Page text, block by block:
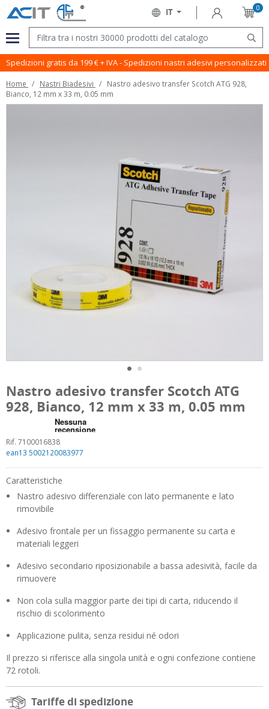
Lingua:
IT Accedi 0
Menu
Spedizioni gratis da 199 € + IVA - Spedizioni nastri adesivi personalizzati
Home Nastri Biadesivi
Nastro adesivo transfer Scotch ATG 928,
Bianco, 12 mm x 33 m, 0.05 mm
Nastro adesivo transfer Scotch ATG
928, Bianco, 12 mm x 33 m, 0.05 mm
Rif. 7100016838
ean13 5002120083977
Caratteristiche
Nastro adesivo differenziale con lato permanente e lato
rimovibile
Adesivo frontale per un fissaggio permanente su carta e
materiali leggeri
Adesivo secondario riposizionabile a bassa adesività, facile da
rimuovere
Non cola sulla maggior parte dei tipi di carta, riducendo il
rischio di scolorimento
Applicazione pulita, senza residui né odori
Il prezzo si riferisce alla singola unità e ogni confezione contiene
72 rotoli.
Tariffe di spedizione